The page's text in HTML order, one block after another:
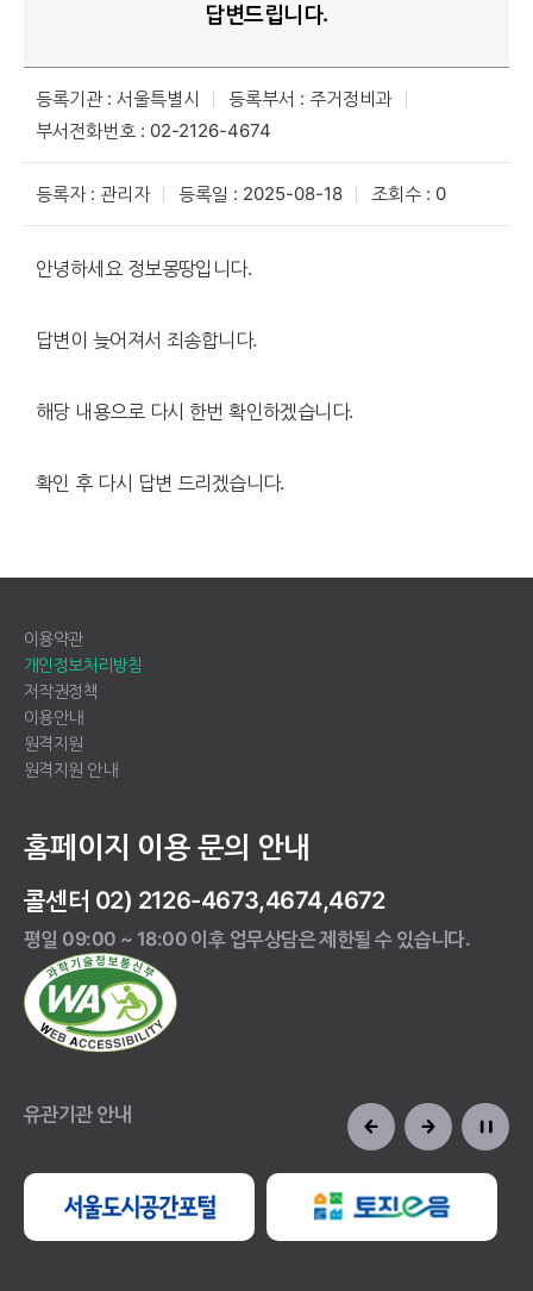
답변드립니다.
등록기관 : 서울특별시
등록부서 : 주거정비과
부서전화번호 : 02-2126-4674
등록자 : 관리자 등록일 : 2025-08-18 조회수 : 0
안녕하세요 정보몽땅입니다.
답변이 늦어져서 죄송합니다.
해당 내용으로 다시 한번 확인하겠습니다.
확인 후 다시 답변 드리겠습니다.
이용약관
개인정보처리방침
저작권정책
이용안내
원격지원
원격지원 안내
홈페이지 이용 문의 안내
콜센터 02) 2126-4673,4674,4672
평일 09:00 ~ 18:00 이후 업무상담은 제한될 수 있습니다.
유관기관 안내